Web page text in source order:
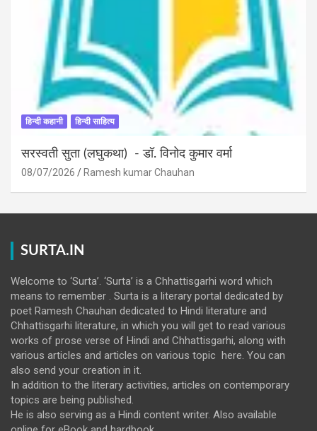
हिन्दी कहानी हिन्दी साहित्य
सरस्वती सुता (लघुकथा) ​- डॉ. विनोद कुमार वर्मा
08/07/2026 Ramesh kumar Chauhan
SURTA.IN
Welcome to ‘Surta’. ‘Surta’ is a Chhattisgarhi word which
means to remember . Surta is a literary portal dedicated by
poet Ramesh Chauhan dedicated to Hindi literature and
Chhattisgarhi literature, in which you will get to read various
works of prose verse of Hindi and Chhattisgarhi, along with
various articles and articles on various topic here. You can
also send your creation in it.
In addition to the literary activities, articles on contemporary
topics are being published.
He is also serving as a Hindi content writer. Also available